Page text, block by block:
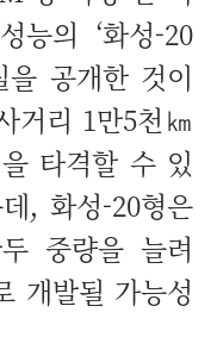
능의 ‘화성-20
공개한 것이
거리 1만5천㎞
타격할 수 있
, 화성-20형은
중량을 늘려
개발될 가능성